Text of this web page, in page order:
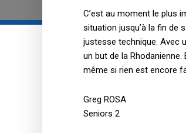
C’est au moment le plus
situation jusqu’à la fin de
justesse technique. Avec
un but de la
même si rien est encore
Greg ROSA
Seniors 2